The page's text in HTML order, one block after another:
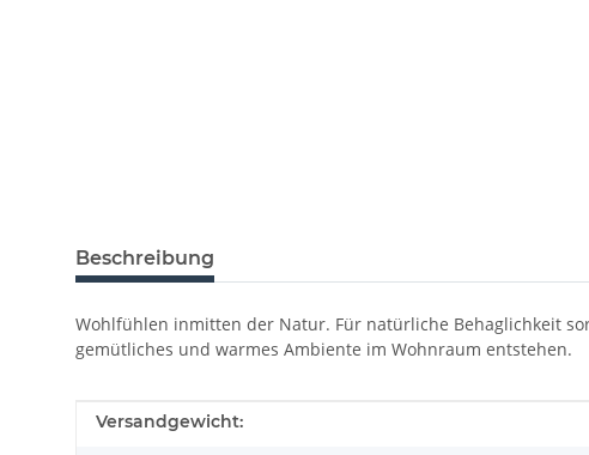
Beschreibung
Wohlfühlen inmitten der Natur. Für natürliche Behaglichkeit
gemütliches und warmes Ambiente im Wohnraum entstehen.
Produkteigenschaft
Wert
Versandgewicht: